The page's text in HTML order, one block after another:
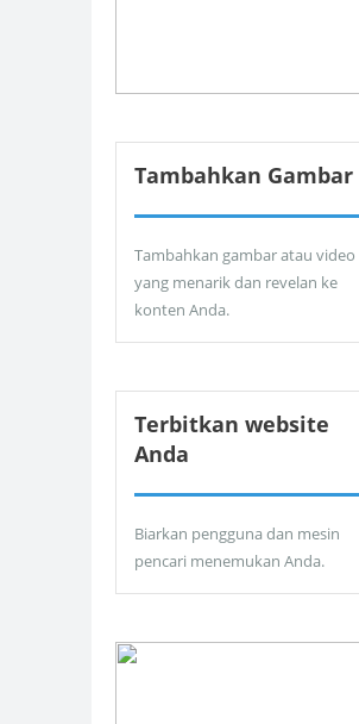
Tambahkan Gambar
Tambahkan gambar atau video
yang menarik dan revelan ke
konten Anda.
Terbitkan website
Anda
Biarkan pengguna dan mesin
pencari menemukan Anda.